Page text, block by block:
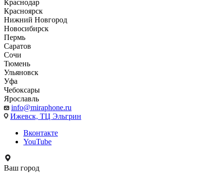
Краснодар
Красноярск
Нижний Новгород
Новосибирск
Пермь
Саратов
Сочи
Тюмень
Ульяновск
Уфа
Чебоксары
Ярославль
info@miraphone.ru
Ижевск, ТЦ Эльгрин
Вконтакте
YouTube
Ваш город